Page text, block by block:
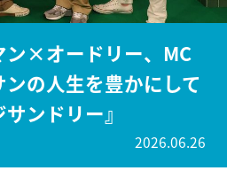
ン×オードリー、MC
の人生を豊かにして
ンドリー』
2026.06.26